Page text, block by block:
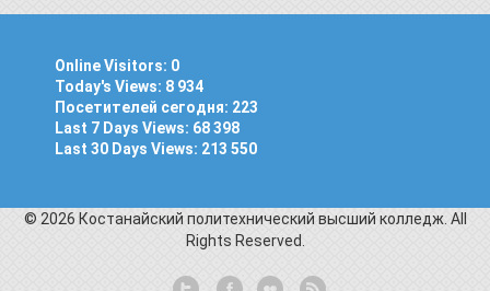
Online Visitors: 0
Today's Views: 8 934
Посетителей сегодня: 223
Last 7 Days Views: 68 398
Last 30 Days Views: 213 550
© 2026 Костанайский политехнический высший колледж. All
Rights Reserved.